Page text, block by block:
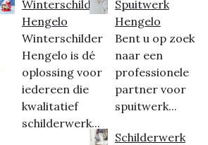
Winterschilder
Hengelo
Winterschilder
Hengelo is dé
oplossing voor
iedereen die
kwalitatief
schilderwerk...
Spuitwerk
Hengelo
Bent u op zoek
naar een
professionele
partner voor
spuitwerk...
Schilderwerk